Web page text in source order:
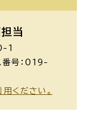
当
1
号：019-
ください。